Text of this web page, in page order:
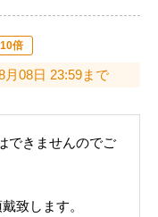
倍
月08日 23:59まで
できませんのでご
致します。